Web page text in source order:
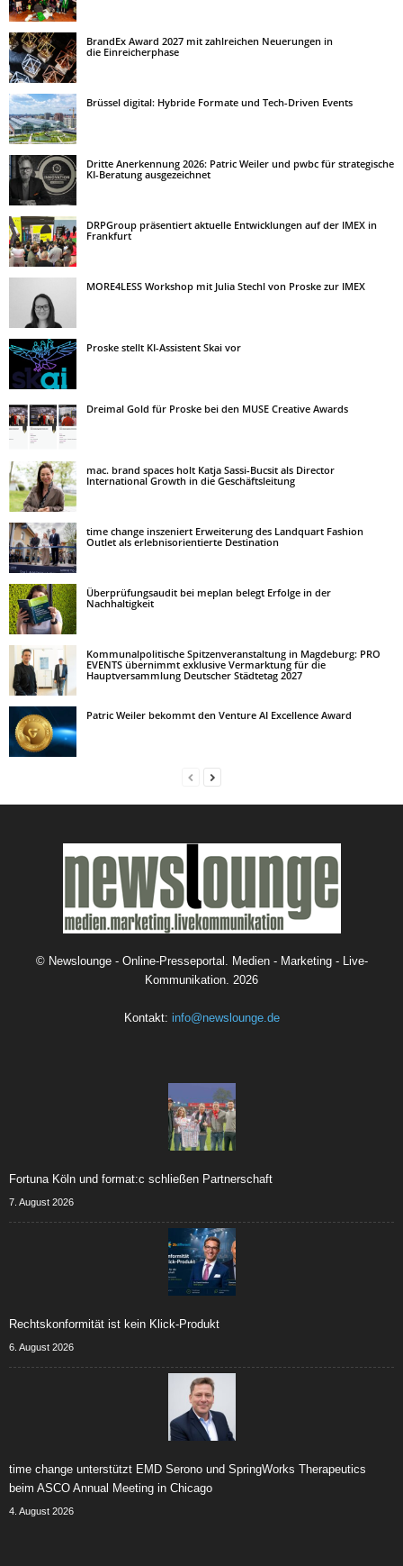
BrandEx Award 2027 mit zahlreichen Neuerungen in
die Einreicherphase
Brüssel digital: Hybride Formate und Tech-Driven Events
Dritte Anerkennung 2026: Patric Weiler und pwbc für strategische
KI-Beratung ausgezeichnet
DRPGroup präsentiert aktuelle Entwicklungen auf der IMEX in
Frankfurt
MORE4LESS Workshop mit Julia Stechl von Proske zur IMEX
Proske stellt KI-Assistent Skai vor
Dreimal Gold für Proske bei den MUSE Creative Awards
mac. brand spaces holt Katja Sassi-Bucsit als Director
International Growth in die Geschäftsleitung
time change inszeniert Erweiterung des Landquart Fashion
Outlet als erlebnisorientierte Destination
Überprüfungsaudit bei meplan belegt Erfolge in der
Nachhaltigkeit
Kommunalpolitische Spitzenveranstaltung in Magdeburg: PRO
EVENTS übernimmt exklusive Vermarktung für die
Hauptversammlung Deutscher Städtetag 2027
Patric Weiler bekommt den Venture AI Excellence Award
© Newslounge - Online-Presseportal. Medien - Marketing - Live-
Kommunikation. 2026
Kontakt: info@newslounge.de
Fortuna Köln und format:c schließen Partnerschaft
7. August 2026
Rechtskonformität ist kein Klick-Produkt
6. August 2026
time change unterstützt EMD Serono und SpringWorks Therapeutics
beim ASCO Annual Meeting in Chicago
4. August 2026